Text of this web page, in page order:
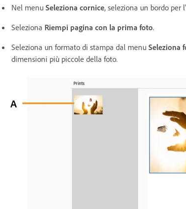
Nel menu Seleziona cornice, seleziona un bordo per
Seleziona Riempi pagina con la prima foto.
Seleziona un formato di stampa dal menu Seleziona
dimensioni più piccole della foto.